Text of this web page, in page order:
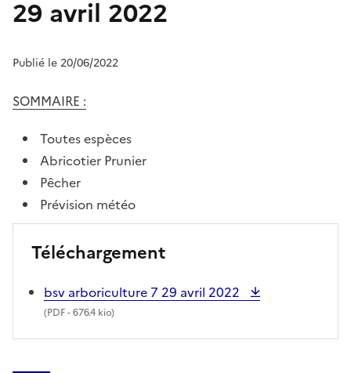
29 avril 2022
Publié le 20/06/2022
SOMMAIRE :
Toutes espèces
Abricotier Prunier
Pêcher
Prévision météo
Téléchargement
bsv arboriculture 7 29 avril 2022
(PDF- 676.4 kio)